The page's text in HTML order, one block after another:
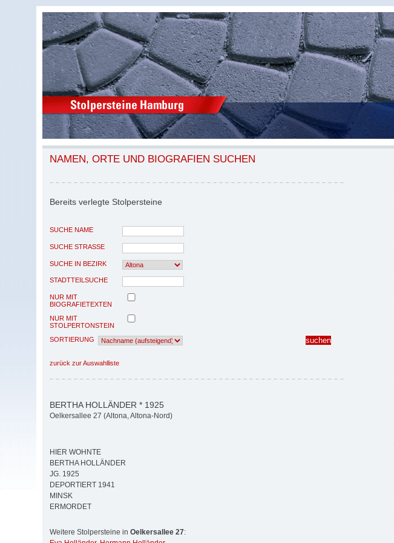
NAMEN, ORTE UND BIOGRAFIEN SUCHEN
Bereits verlegte Stolpersteine
SUCHE NAME
SUCHE STRASSE
SUCHE IN BEZIRK
STADTTEILSUCHE
NUR MIT
BIOGRAFIETEXTEN
NUR MIT
STOLPERTONSTEIN
SORTIERUNG
zurück zur Auswahlliste
BERTHA HOLLÄNDER * 1925
Oelkersallee 27 (Altona, Altona-Nord)
HIER WOHNTE
BERTHA HOLLÄNDER
JG. 1925
DEPORTIERT 1941
MINSK
ERMORDET
Weitere Stolpersteine in Oelkersallee 27: